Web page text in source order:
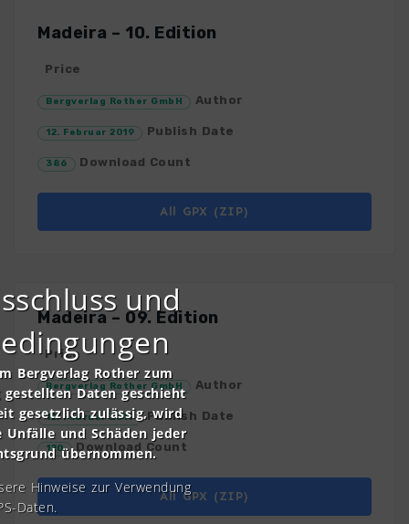
Madeira – 10. Edition
Price
Bergverlag Rother GmbH Author
12. Februar 2019 Publish Date
386 Download Count
All GPX (ZIP)
Madeira – 09. Edition
Price
Bergverlag Rother GmbH Author
12. Februar 2019 Publish Date
120 Download Count
All GPX (ZIP)
und
Bergverlag Rother zum
Daten geschieht
gesetzlich zulässig, wird
und Schäden jeder
übernommen.
Hinweise zur Verwendung
Daten.